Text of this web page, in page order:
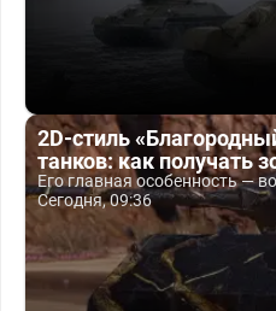
2D-стиль
танков: как получать
Его главная особенность —
Сегодня, 09:36